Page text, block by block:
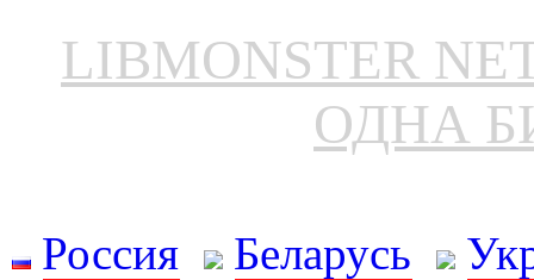
LIBMONSTER
ОДНА
Россия Беларусь